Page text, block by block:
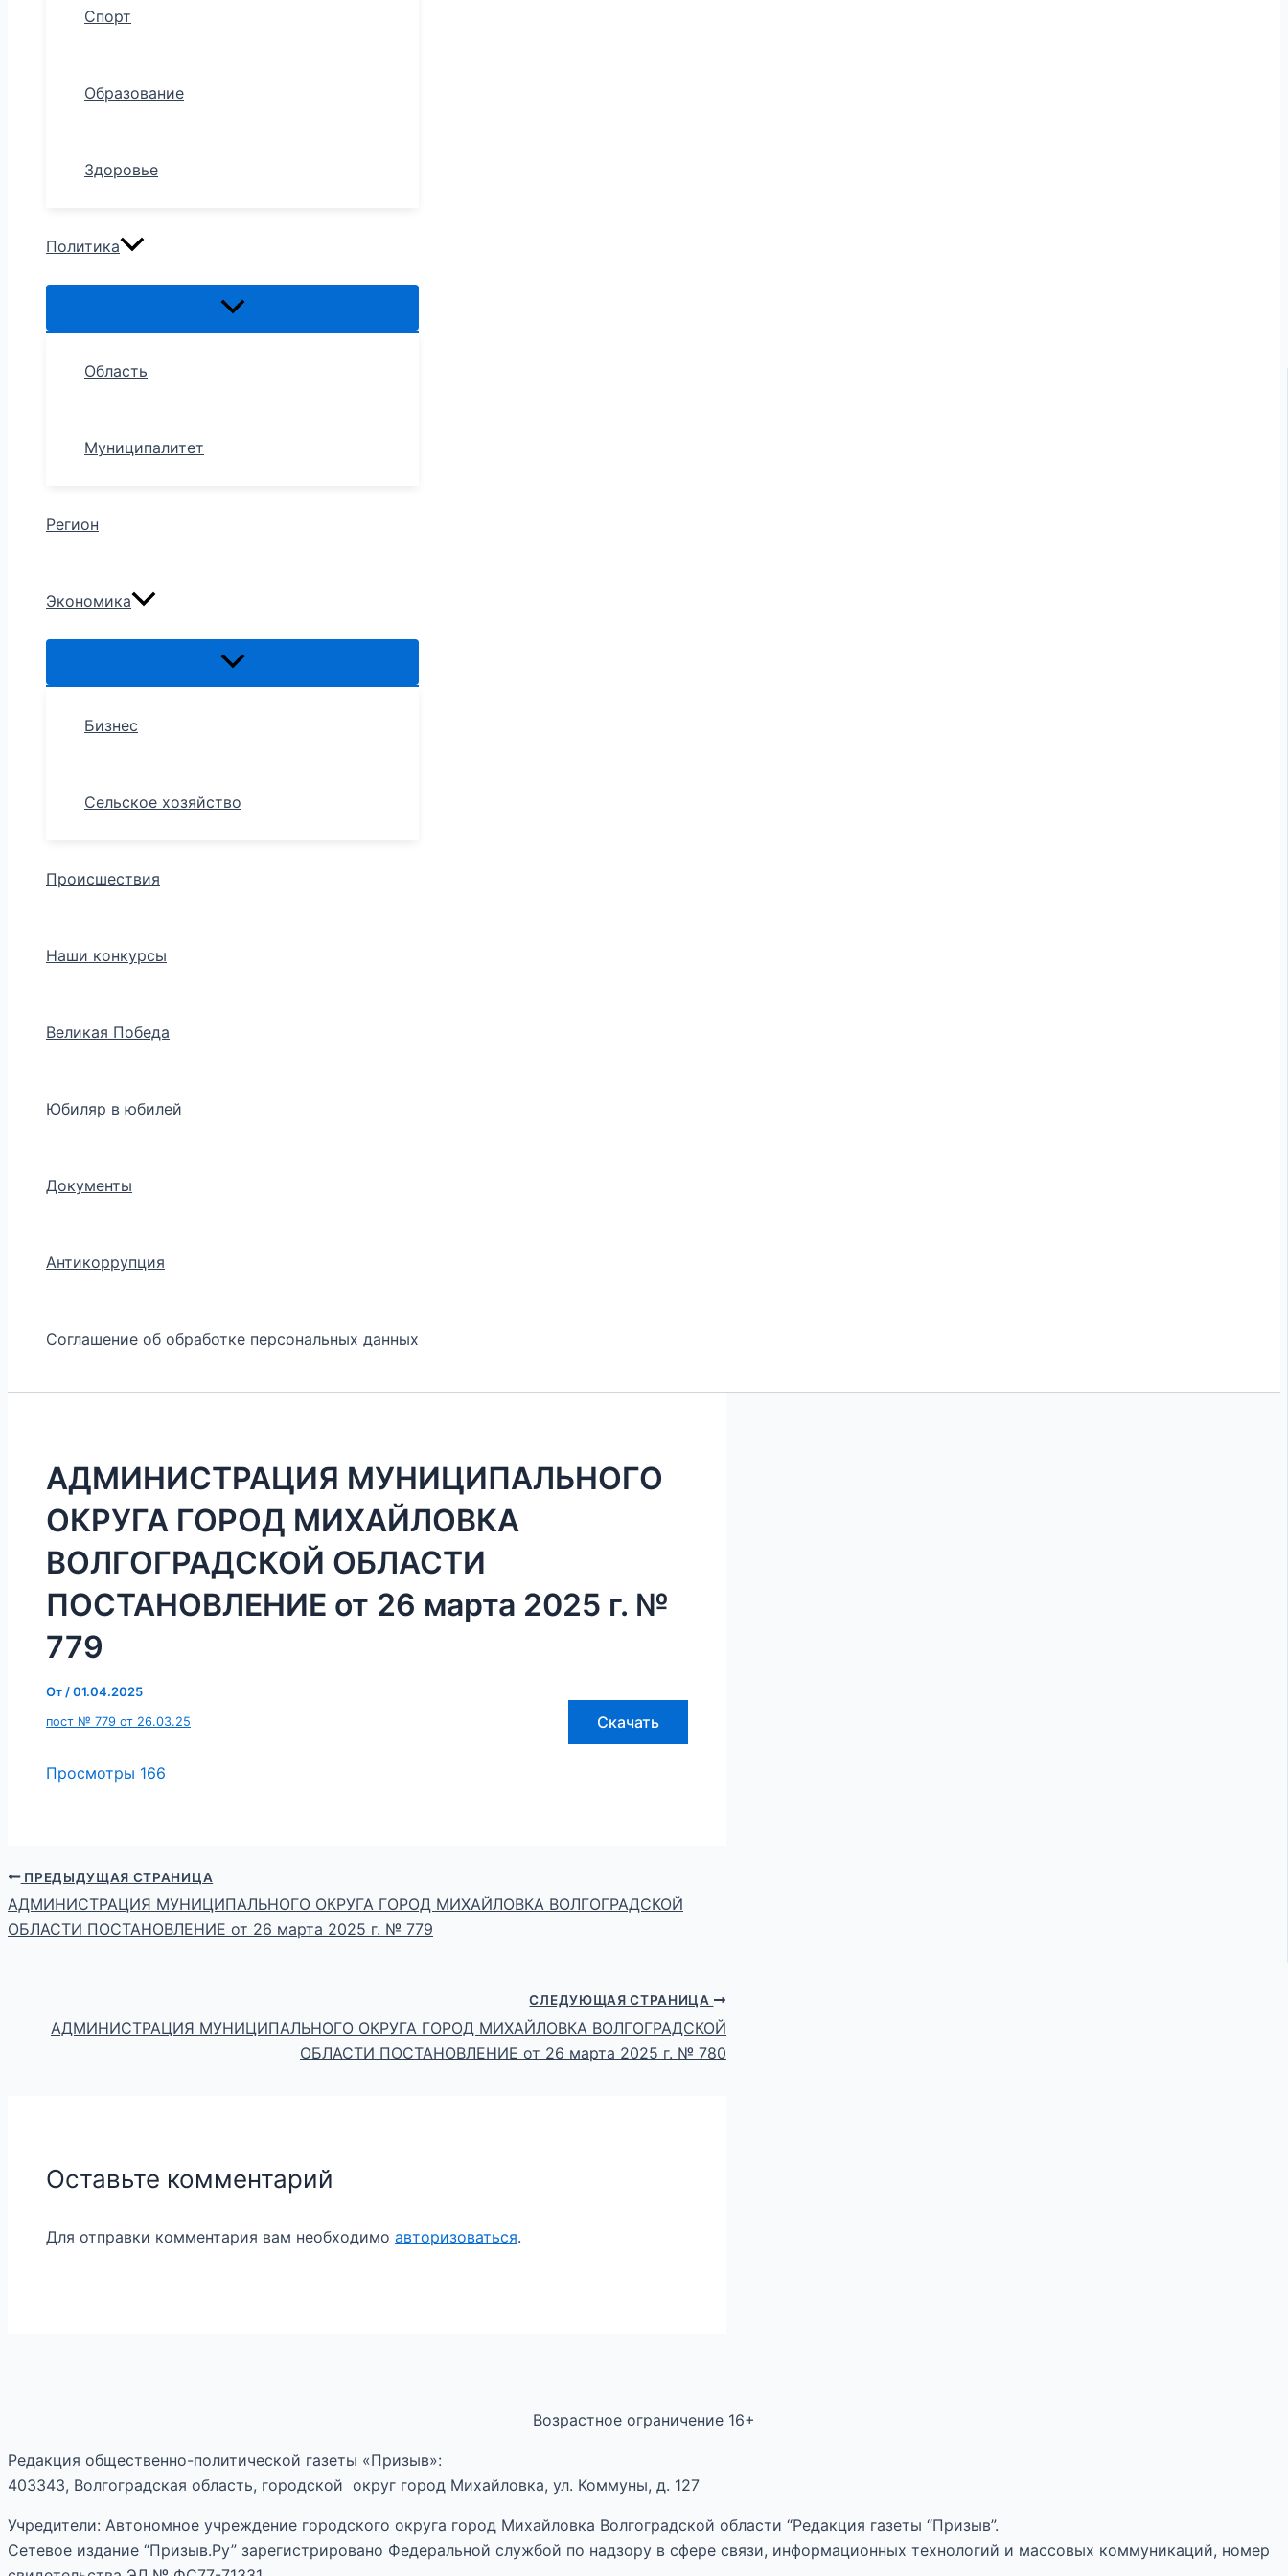
Спорт
Образование
Здоровье
Политика
Область
Муниципалитет
Регион
Экономика
Бизнес
Сельское хозяйство
Происшествия
Наши конкурсы
Великая Победа
Юбиляр в юбилей
Документы
Антикоррупция
Соглашение об обработке персональных данных
АДМИНИСТРАЦИЯ МУНИЦИПАЛЬНОГО
ОКРУГА ГОРОД МИХАЙЛОВКА
ВОЛГОГРАДСКОЙ ОБЛАСТИ
ПОСТАНОВЛЕНИЕ от 26 марта 2025 г. №
779
От /01.04.2025
пост № 779 от 26.03.25 Скачать
Просмотры 166
ПРЕДЫДУЩАЯ СТРАНИЦА
АДМИНИСТРАЦИЯ МУНИЦИПАЛЬНОГО ОКРУГА ГОРОД МИХАЙЛОВКА ВОЛГОГРАДСКОЙ
ОБЛАСТИ ПОСТАНОВЛЕНИЕ от 26 марта 2025 г. № 779
СЛЕДУЮЩАЯ СТРАНИЦА
АДМИНИСТРАЦИЯ МУНИЦИПАЛЬНОГО ОКРУГА ГОРОД МИХАЙЛОВКА ВОЛГОГРАДСКОЙ
ОБЛАСТИ ПОСТАНОВЛЕНИЕ от 26 марта 2025 г. № 780
Оставьте комментарий
Для отправки комментария вам необходимо авторизоваться.
Возрастное ограничение 16+
Редакция общественно-политической газеты «Призыв»:
403343, Волгоградская область, городской округ город Михайловка, ул. Коммуны, д. 127
Учредители: Автономное учреждение городского округа город Михайловка Волгоградской области “Редакция газеты “Призыв”.
Сетевое издание “Призыв.Ру” зарегистрировано Федеральной службой по надзору в сфере связи, информационных технологий и массовых коммуникаций, номер